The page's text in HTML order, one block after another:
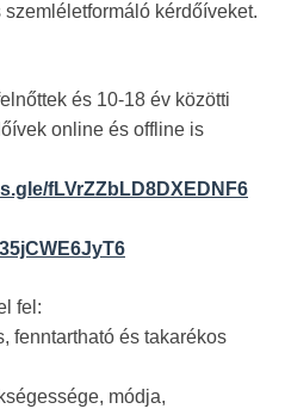
kérdőíveket.
és 10-18 év közötti
online és offline is
fLVrZZbLD8DXEDNF6
fel:
fenntartható és takarékos
módja,